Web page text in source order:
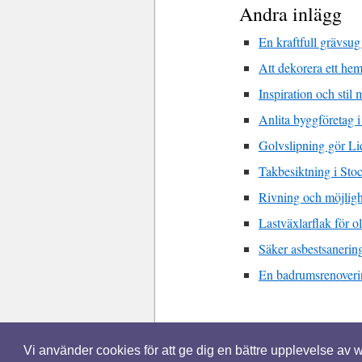
Vi använder cookies för att ge dig en bättre upplevelse av
Andra inlägg
En kraftfull
Att dekorera ett
Inspiration och stil
Anlita byggföretag
Golvslipning gör
Takbesiktning i
Rivning och
Lastväxlarflak för
Säker
En
© 2026 Bytaduschblandare.se. Alla